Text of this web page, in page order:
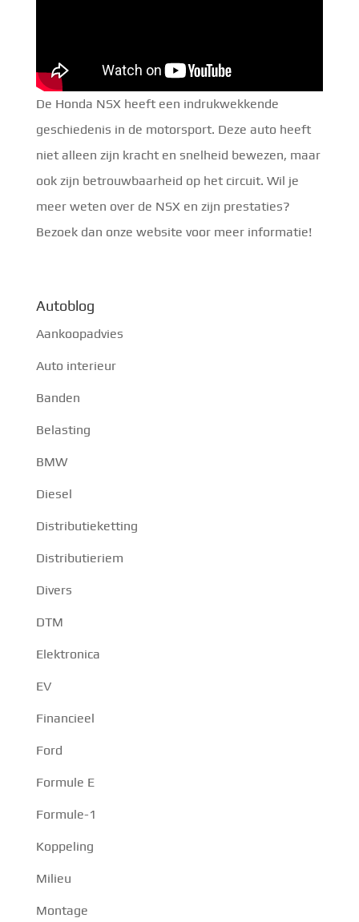
De Honda NSX heeft een indrukwekkende
geschiedenis in de motorsport. Deze auto heeft
niet alleen zijn kracht en snelheid bewezen, maar
ook zijn betrouwbaarheid op het circuit. Wil je
meer weten over de NSX en zijn prestaties?
Bezoek dan onze website voor meer informatie!
Autoblog
Aankoopadvies
Auto interieur
Banden
Belasting
BMW
Diesel
Distributieketting
Distributieriem
Divers
DTM
Elektronica
EV
Financieel
Ford
Formule E
Formule-1
Koppeling
Milieu
Montage